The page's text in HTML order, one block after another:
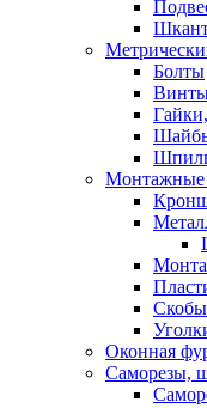
Болты
Монтажные
Оконная
Саморезы,